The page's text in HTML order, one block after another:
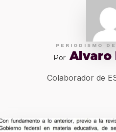
PERIODISMO
Por Alvaro
Colaborador de